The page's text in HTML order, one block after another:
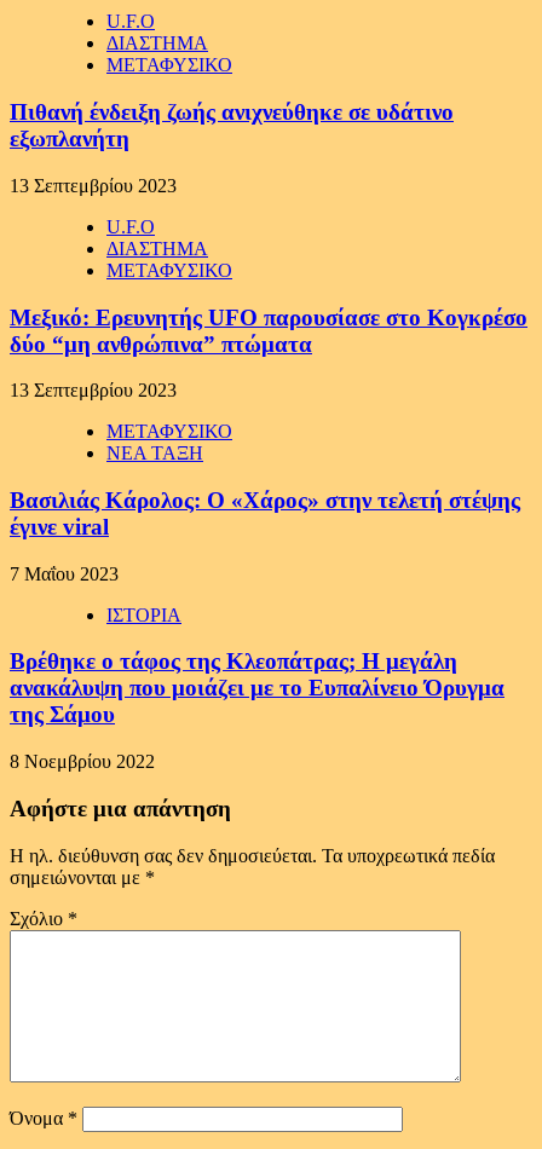
U.F.O
ΔΙΑΣΤΗΜΑ
ΜΕΤΑΦΥΣΙΚΟ
Πιθανή ένδειξη ζωής ανιχνεύθηκε σε υδάτινο
εξωπλανήτη
13 Σεπτεμβρίου 2023
U.F.O
ΔΙΑΣΤΗΜΑ
ΜΕΤΑΦΥΣΙΚΟ
Μεξικό: Ερευνητής UFO παρουσίασε στο Κογκρέσο
δύο “μη ανθρώπινα” πτώματα
13 Σεπτεμβρίου 2023
ΜΕΤΑΦΥΣΙΚΟ
ΝΕΑ ΤΑΞΗ
Βασιλιάς Κάρολος: Ο «Χάρος» στην τελετή στέψης
έγινε viral
7 Μαΐου 2023
ΙΣΤΟΡΙΑ
Βρέθηκε ο τάφος της Κλεοπάτρας; H μεγάλη
ανακάλυψη που μοιάζει με το Ευπαλίνειο Όρυγμα
της Σάμου
8 Νοεμβρίου 2022
Αφήστε μια απάντηση
Η ηλ. διεύθυνση σας δεν δημοσιεύεται. Τα υποχρεωτικά πεδία
σημειώνονται με *
Σχόλιο *
Όνομα *